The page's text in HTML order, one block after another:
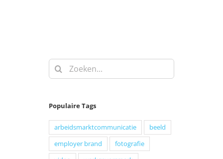
Zoeken
naar:
Populaire Tags
arbeidsmarktcommunicatie
beeld
employer brand
fotografie